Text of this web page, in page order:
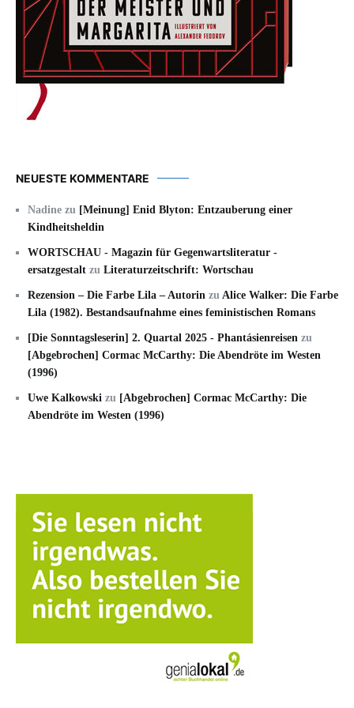
NEUESTE KOMMENTARE
Nadine zu [Meinung] Enid Blyton: Entzauberung einer
Kindheitsheldin
WORTSCHAU - Magazin für Gegenwartsliteratur -
ersatzgestalt zu Literaturzeitschrift: Wortschau
Rezension – Die Farbe Lila – Autorin zu Alice Walker: Die Farbe
Lila (1982). Bestandsaufnahme eines feministischen Romans
[Die Sonntagsleserin] 2. Quartal 2025 - Phantásienreisen zu
[Abgebrochen] Cormac McCarthy: Die Abendröte im Westen
(1996)
Uwe Kalkowski zu [Abgebrochen] Cormac McCarthy: Die
Abendröte im Westen (1996)